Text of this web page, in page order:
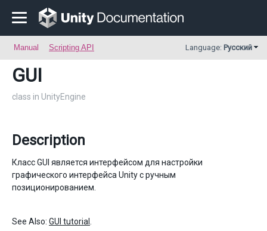
Manual Scripting API Language: Русский
GUI
class in UnityEngine
Description
Класс GUI является интерфейсом для настройки
графического интерфейса Unity с ручным
позиционированием.
See Also: GUI tutorial